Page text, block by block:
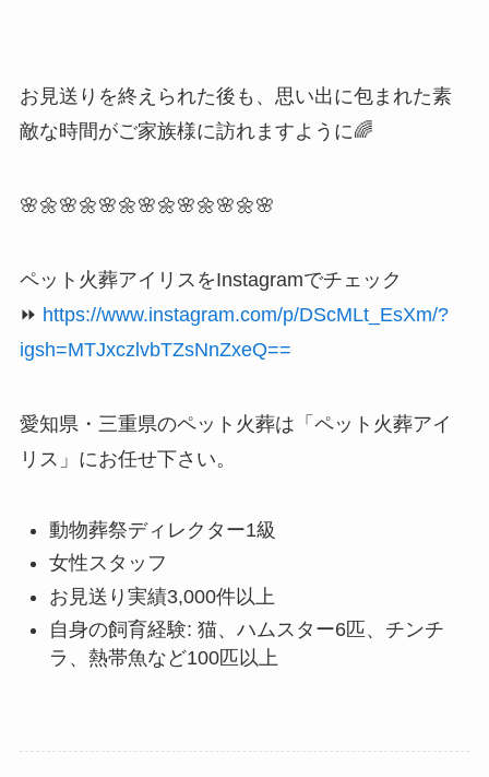
お見送りを終えられた後も、思い出に包まれた素
敵な時間がご家族様に訪れますように🌈
🌸🌼🌸🌼🌸🌼🌸🌼🌸🌼🌸🌼🌸
ペット火葬アイリスをInstagramでチェック
⏩ https://www.instagram.com/p/DScMLt_EsXm/?
igsh=MTJxczlvbTZsNnZxeQ==
愛知県・三重県のペット火葬は「ペット火葬アイ
リス」にお任せ下さい。
動物葬祭ディレクター1級
女性スタッフ
お見送り実績3,000件以上
自身の飼育経験: 猫、ハムスター6匹、チンチ
ラ、熱帯魚など100匹以上